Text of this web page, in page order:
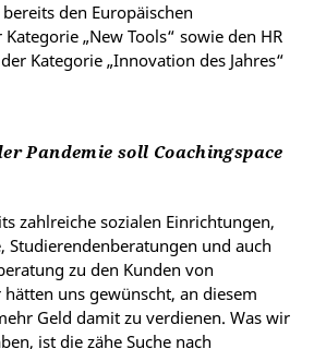
den Europäischen
„New Tools“ sowie den HR
Kategorie „Innovation des Jahres“
Pandemie soll Coachingspace
zahlreiche sozialen Einrichtungen,
Studierendenberatungen und auch
zu den Kunden von
hätten uns gewünscht, an diesem
Geld damit zu verdienen. Was wir
ist die zähe Suche nach